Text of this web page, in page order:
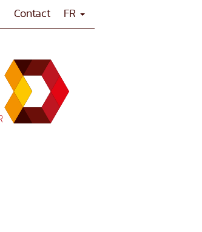
Contact FR